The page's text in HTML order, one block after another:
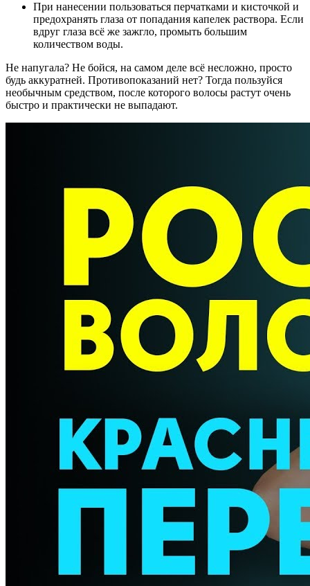
При нанесении пользоваться перчатками и кисточкой и
предохранять глаза от попадания капелек раствора. Если
вдруг глаза всё же зажгло, промыть большим
количеством воды.
Не напугала? Не бойся, на самом деле всё несложно, просто
будь аккуратней. Противопоказаний нет? Тогда пользуйся
необычным средством, после которого волосы растут очень
быстро и практически не выпадают.